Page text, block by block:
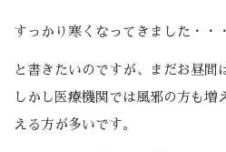
すっかり寒くなってきました・・・
と書きたいのですが、まだお昼間
しかし医療機関では風邪の方も増
える方が多いです。